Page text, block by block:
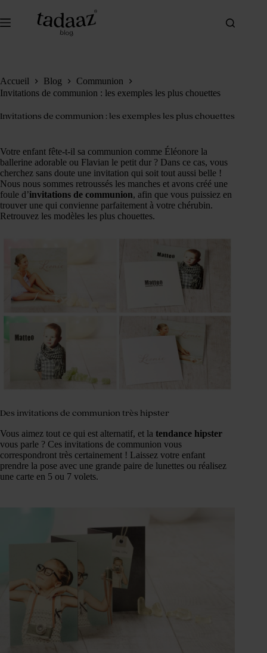
contenu
Accueil Blog
Communion
Invitations de communion : les exemples les plus chouettes
Invitations de communion : les exemples les plus chouettes
Votre enfant fête-t-il sa communion comme Éléonore la
ballerine adorable ou Flavian le petit dur ? Dans ce cas, vous
cherchez sans doute une invitation qui soit tout aussi belle !
Nous nous sommes retroussés les manches et avons créé une
foule d’invitations de communion, afin que vous puissiez en
trouver une qui convienne parfaitement à votre chérubin.
Retrouvez les modèles les plus chouettes.
Des invitations de communion très hipster
Vous aimez tout ce qui est alternatif, et la tendance hipster
vous parle ? Ces invitations de communion vous
correspondront très certainement ! Laissez votre enfant
prendre la pose avec une grande paire de lunettes ou réalisez
une carte en 5 ou 7 volets.